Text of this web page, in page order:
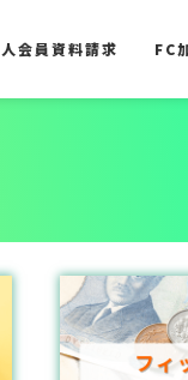
会員資料請求
FC